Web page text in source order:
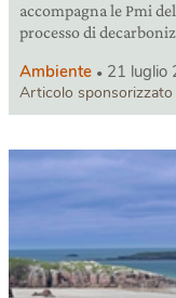
accompagna le Pmi
processo di
Ambiente 21 luglio
Articolo sponsorizzato